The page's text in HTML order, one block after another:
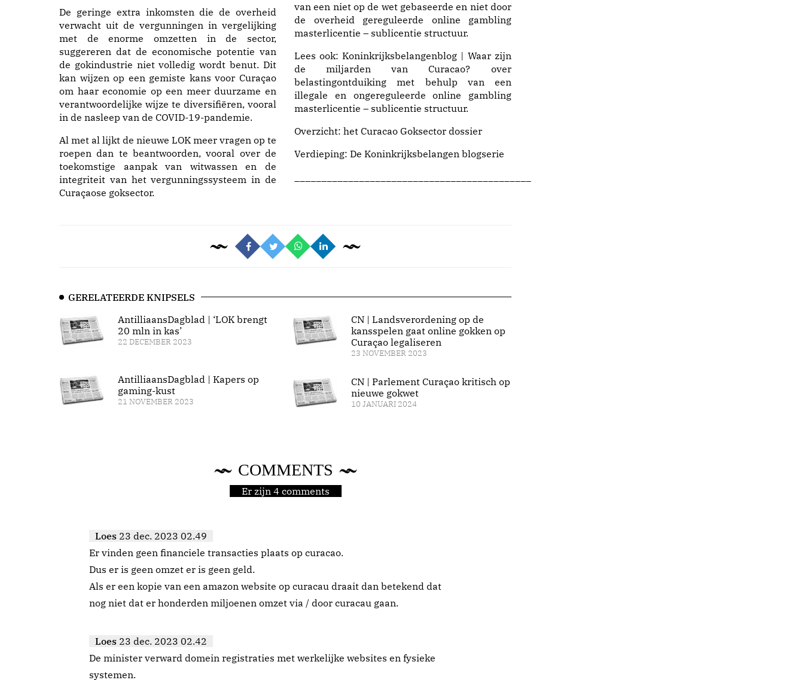
De geringe extra inkomsten die de overheid
verwacht uit de vergunningen in vergelijking
met de enorme omzetten in de sector,
suggereren dat de economische potentie van
de gokindustrie niet volledig wordt benut. Dit
kan wijzen op een gemiste kans voor Curaçao
om haar economie op een meer duurzame en
verantwoordelijke wijze te diversifiëren, vooral
in de nasleep van de COVID-19-pandemie.
Al met al lijkt de nieuwe LOK meer vragen op te
roepen dan te beantwoorden, vooral over de
toekomstige aanpak van witwassen en de
integriteit van het vergunningssysteem in de
Curaçaose goksector.
van een niet op de wet gebaseerde en niet door
de overheid gereguleerde online gambling
masterlicentie – sublicentie structuur.
Lees ook: Koninkrijksbelangenblog | Waar zijn
de miljarden van Curacao? over
belastingontduiking met behulp van een
illegale en ongereguleerde online gambling
masterlicentie – sublicentie structuur.
Overzicht: het Curacao Goksector dossier
Verdieping: De Koninkrijksbelangen blogserie
GERELATEERDE KNIPSELS
AntilliaansDagblad | ‘LOK brengt
20 mln in kas’
22 DECEMBER 2023
AntilliaansDagblad | Kapers op
gaming-kust
21 NOVEMBER 2023
CN | Landsverordening op de
kansspelen gaat online gokken op
Curaçao legaliseren
23 NOVEMBER 2023
CN | Parlement Curaçao kritisch op
nieuwe gokwet
10 JANUARI 2024
COMMENTS
Er zijn 4 comments
Loes 23 dec. 2023 02.49
Er vinden geen financiele transacties plaats op curacao.
Dus er is geen omzet er is geen geld.
Als er een kopie van een amazon website op curacau draait dan betekend dat
nog niet dat er honderden miljoenen omzet via / door curacau gaan.
Loes 23 dec. 2023 02.42
De minister verward domein registraties met werkelijke websites en fysieke
systemen.